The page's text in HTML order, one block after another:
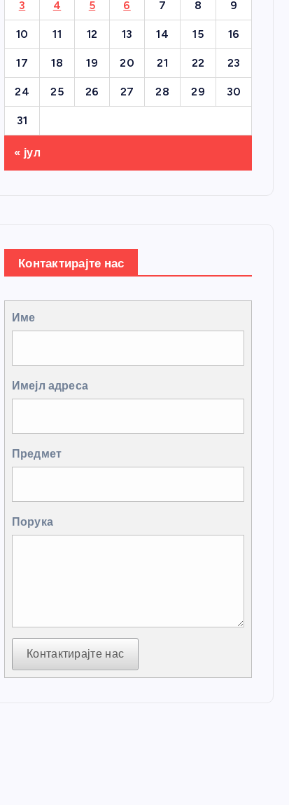
3 4 5 6 7 8 9
10 11 12 13 14 15 16
17 18 19 20 21 22 23
24 25 26 27 28 29 30
31
« јул
Контактирајте нас
Име
Имејл адреса
Предмет
Порука
Контактирајте нас